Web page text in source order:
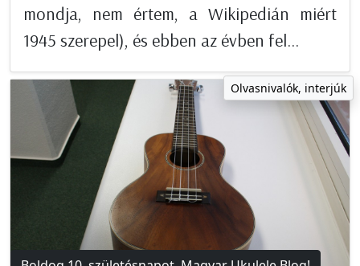
mondja, nem értem, a Wikipedián miért
1945 szerepel), és ebben az évben fel...
Olvasnivalók, interjúk